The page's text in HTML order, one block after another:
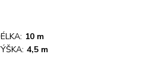
10 m
4,5 m